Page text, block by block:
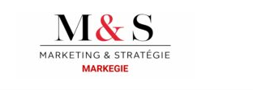
contenu